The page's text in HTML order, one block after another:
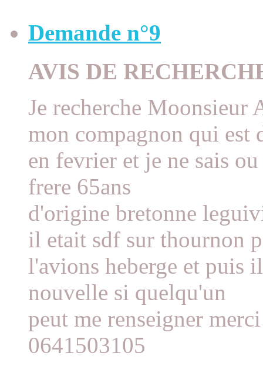
Demande n°9
AVIS DE
Je recherche
mon compagnon qui est
en fevrier et je ne sais
frere 65ans
d'origine bretonne
il etait sdf sur thournon
l'avions heberge et puis
nouvelle si quelqu'un
peut me renseigner
0641503105